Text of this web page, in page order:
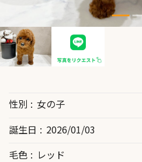
性別
女の子
誕生日
2026/01/03
毛色
レッド